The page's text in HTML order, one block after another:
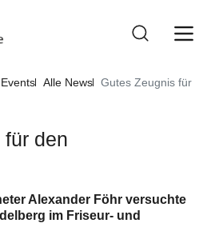
Alle News Gutes Zeugnis für
den
Alexander Föhr versuchte
im Friseur- und